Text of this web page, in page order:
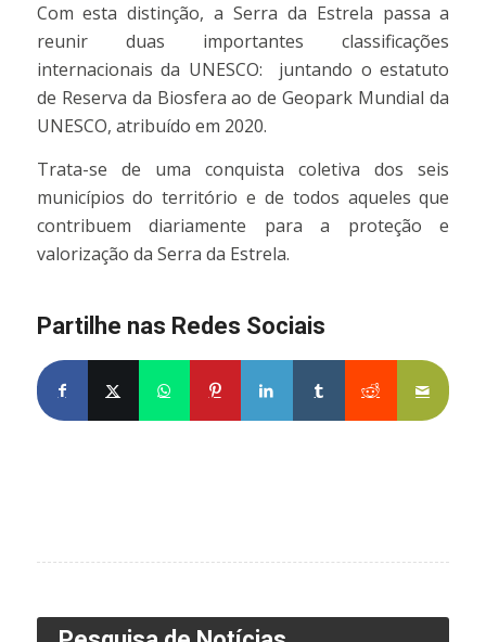
Com esta distinção, a Serra da Estrela passa a
reunir duas importantes classificações
internacionais da UNESCO: juntando o estatuto
de Reserva da Biosfera ao de Geopark Mundial da
UNESCO, atribuído em 2020.
Trata-se de uma conquista coletiva dos seis
municípios do território e de todos aqueles que
contribuem diariamente para a proteção e
valorização da Serra da Estrela.
Partilhe nas Redes Sociais